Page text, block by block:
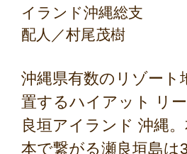
イランド沖縄総支
配人／村尾茂樹
沖縄県有数のリゾート
置するハイアット リ
良垣アイランド 沖縄
本で繋がる瀬良垣島は